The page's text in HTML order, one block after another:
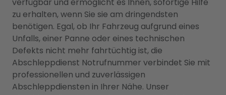
verfügbar und ermöglicht es Ihnen, sofortige Hilfe
zu erhalten, wenn Sie sie am dringendsten
benötigen. Egal, ob Ihr Fahrzeug aufgrund eines
Unfalls, einer Panne oder eines technischen
Defekts nicht mehr fahrtüchtig ist, die
Abschleppdienst Notrufnummer verbindet Sie mit
professionellen und zuverlässigen
Abschleppdiensten in Ihrer Nähe. Unser